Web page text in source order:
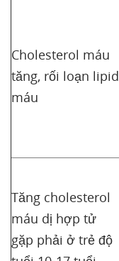
Cholesterol máu
tăng, rối loạn lipid
máu
Tăng cholesterol
máu dị hợp tử
gặp phải ở trẻ độ